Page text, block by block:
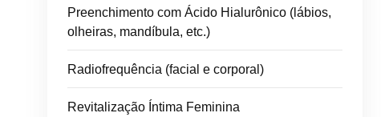
Preenchimento com Ácido Hialurônico (lábios,
olheiras, mandíbula, etc.)
Radiofrequência (facial e corporal)
Revitalização Íntima Feminina